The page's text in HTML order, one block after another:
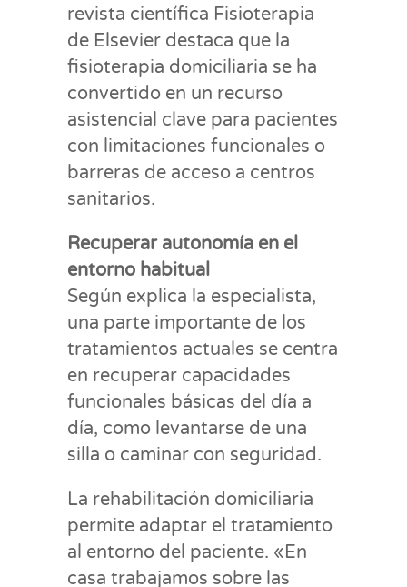
revista científica Fisioterapia
de Elsevier destaca que la
fisioterapia domiciliaria se ha
convertido en un recurso
asistencial clave para pacientes
con limitaciones funcionales o
barreras de acceso a centros
sanitarios.
Recuperar autonomía en el
entorno habitual
Según explica la especialista,
una parte importante de los
tratamientos actuales se centra
en recuperar capacidades
funcionales básicas del día a
día, como levantarse de una
silla o caminar con seguridad.
La rehabilitación domiciliaria
permite adaptar el tratamiento
al entorno del paciente. «En
casa trabajamos sobre las